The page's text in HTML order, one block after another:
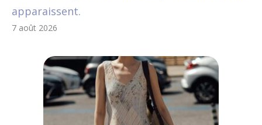
apparaissent.
7 août 2026